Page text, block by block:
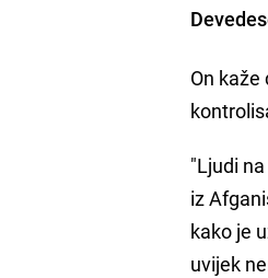
On
"Ljudi
iz
kako je
uvijek